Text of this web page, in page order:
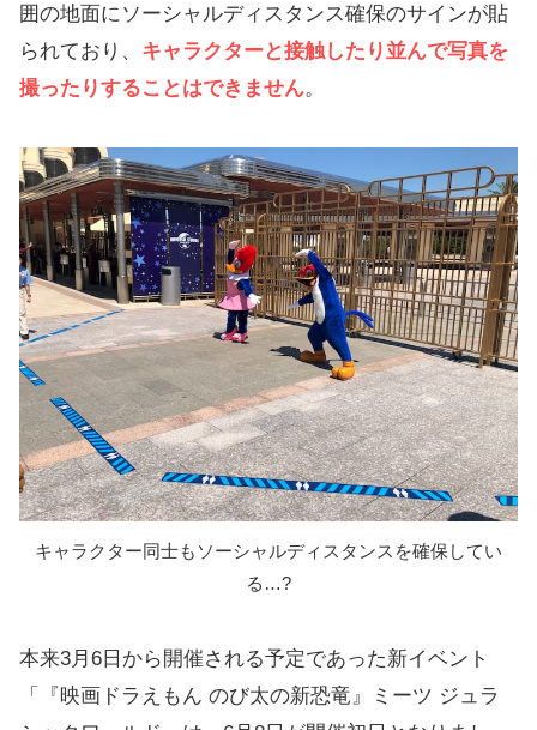
囲の地面にソーシャルディスタンス確保のサインが貼
られており、 キャラクターと接触したり並んで写真を
撮ったりすることはできません。
キャラクター同士もソーシャルディスタンスを確保してい
る…?
本来3月6日から開催される予定であった新イベント
「『映画ドラえもん のび太の新恐竜』ミーツ ジュラ